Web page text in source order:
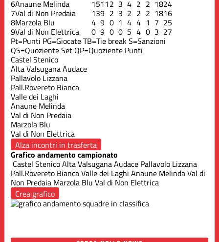
6Anaune Melinda 15112 3 4 2 2 1824
7Val di Non Predaia 139 2 3 2 2 2 1816
8Marzola Blu 4 9 0 1 4 4 1 7 25
9Val di Non Elettrica 0 9 0 0 5 4 0 3 27
Pt=Punti PG=GiocateTB=Tie breakS=Sanzioni
QS=Quoziente Set QP=Quoziente Punti
Castel Stenico
Alta Valsugana Audace
Pallavolo Lizzana
Pall.Rovereto Bianca
Valle dei Laghi
Anaune Melinda
Val di Non Predaia
Marzola Blu
Val di Non Elettrica
Alza incontri in trasferta
Grafico andamento campionato
Castel StenicoAlta Valsugana Audace Pallavolo Lizzana
Pall.Rovereto BiancaValle dei Laghi Anaune MelindaVal di
Non Predaia Marzola Blu Val di Non Elettrica
Crea grafico